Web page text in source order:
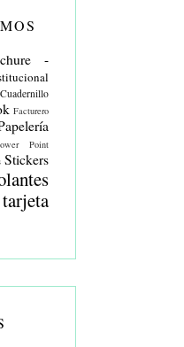
-
Cuadernillo
Facturero
Point
Stickers
tarjeta